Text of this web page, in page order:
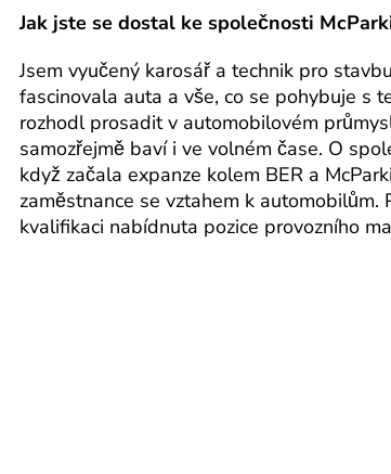
Jak jste se dostal ke společnosti
Jsem vyučený karosář a technik pro
fascinovala auta a vše, co se pohybuje s
rozhodl prosadit v automobilovém
samozřejmě baví i ve volném čase. O
když začala expanze kolem BER a
zaměstnance se vztahem k
kvalifikaci nabídnuta pozice provozního